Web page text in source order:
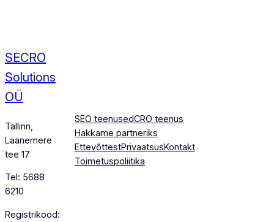
SECRO
Solutions
OÜ
Tallinn,
Läänemere
tee 17
Tel: 5688
6210
Registrikood:
SEO teenusedCRO teenus
Hakkame partneriks
EttevõttestPrivaatsusKontakt
Toimetuspoliitika